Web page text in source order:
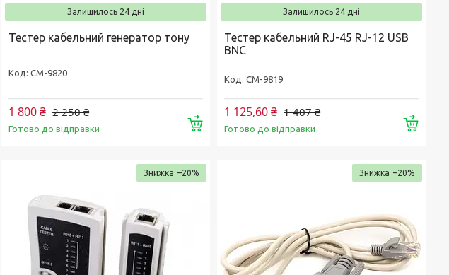
Купити
Залишилось 24 дні
Тестер кабельний генератор тону
CM-9820
2 250 ₴
1 800 ₴
Готово до відправки Купити
Залишилось 24 дні
Тестер кабельний RJ-45 RJ-12 USB
BNC
CM-9819
1 407 ₴
1 125,60 ₴
Готово до відправки
–20% –20%